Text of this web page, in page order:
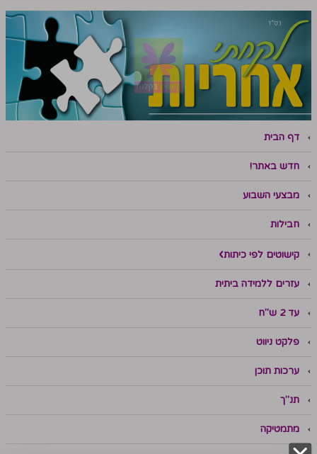
דף הבית
חדש באתר!
מבצעי השבוע
חבילות
קישוטים לפי כיתות
עזרים ללמידה ביתית
עד 2 ש"ח
פלקט ניווט
ערכות תוכן
תנ"ך
מתמטיקה